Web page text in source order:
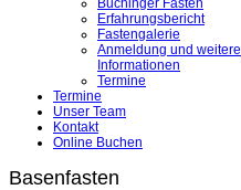
Buchinger Fasten
Erfahrungsbericht
Fastengalerie
Anmeldung und weitere
Informationen
Termine
Termine
Unser Team
Kontakt
Online Buchen
Basenfasten